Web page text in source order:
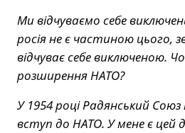
Ми відчуваємо себе
росія не є частиною цього,
відчуває себе виключеною.
розширення НАТО?
У 1954 році Радянський
вступ до НАТО. У мене є цей